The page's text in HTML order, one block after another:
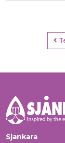
Sjankara